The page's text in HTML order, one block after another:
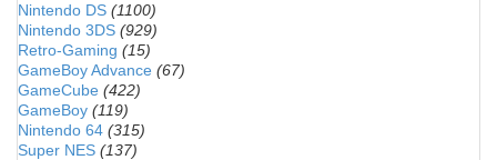
Nintendo DS (1100)
Nintendo 3DS (929)
Retro-Gaming (15)
GameBoy Advance (67)
GameCube (422)
GameBoy (119)
Nintendo 64 (315)
Super NES (137)